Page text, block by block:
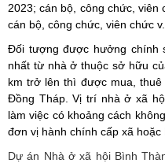
2023; cán bộ, công chức, viên
cán bộ, công chức, viên chức
Đối tượng được hưởng chính
nhất từ nhà ở thuộc sở hữu
km trở lên thì được mua,
Đồng Tháp. Vị trí nhà ở xã
làm việc có khoảng cách
đơn vị hành chính cấp xã hoặc
Dự án Nhà ở xã hội Bình